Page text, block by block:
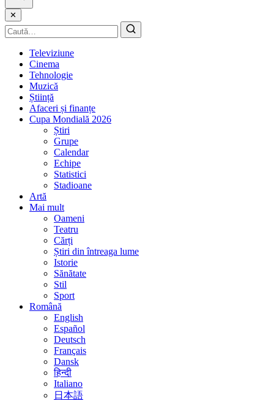
✕
Televiziune
Cinema
Tehnologie
Muzică
Știință
Afaceri și finanțe
Cupa Mondială 2026
Știri
Grupe
Calendar
Echipe
Statistici
Stadioane
Artă
Mai mult
Oameni
Teatru
Cărți
Știri din întreaga lume
Istorie
Sănătate
Stil
Sport
Română
English
Español
Deutsch
Français
Dansk
हिन्दी
Italiano
日本語